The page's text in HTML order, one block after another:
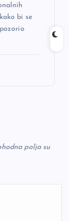
bi se
polja su